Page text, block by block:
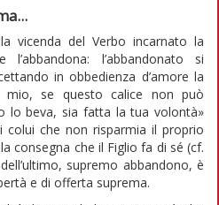
vicenda del Verbo incarnato la
l’abbandonato si
in obbedienza d’amore la
mio, se questo calice non può
lo beva, sia fatta la tua volontà»
colui che non risparmia il proprio
consegna che il Figlio fa di sé (cf.
supremo abbandono, è
e di offerta suprema.